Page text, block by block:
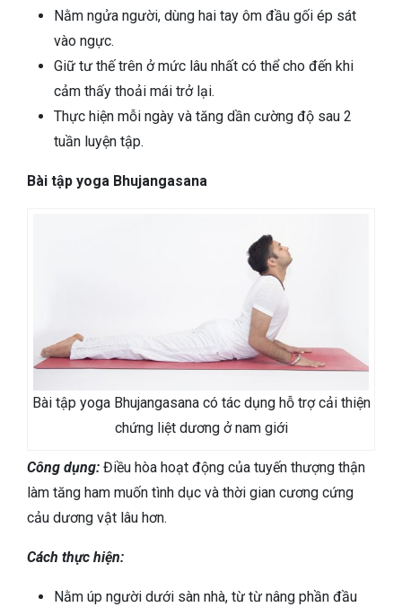
Nằm ngửa người, dùng hai tay ôm đầu gối ép sát
vào ngực.
Giữ tư thế trên ở mức lâu nhất có thể cho đến khi
cảm thấy thoải mái trở lại.
Thực hiện mỗi ngày và tăng dần cường độ sau 2
tuần luyện tập.
Bài tập yoga Bhujangasana
Bài tập yoga Bhujangasana có tác dụng hỗ trợ cải thiện
chứng liệt dương ở nam giới
Công dụng: Điều hòa hoạt động của tuyến thượng thận
làm tăng ham muốn tình dục và thời gian cương cứng
cảu dương vật lâu hơn.
Cách thực hiện:
Nằm úp người dưới sàn nhà, từ từ nâng phần đầu